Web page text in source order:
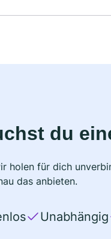
du
für dich
das anbieten.
Unabhängig